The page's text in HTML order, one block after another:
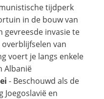
tijdperk
in de bouw van
gevreesde invasie te
van
voert je langs enkele
Albanië
- Beschouwd als de
en